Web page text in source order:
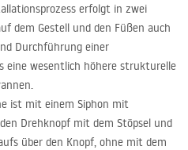
erfolgt in zwei
dem Gestell und den Füßen auch
Durchführung einer
eine wesentlich höhere strukturelle
ist mit einem Siphon mit
Drehknopf mit dem Stöpsel und
über den Knopf, ohne mit dem